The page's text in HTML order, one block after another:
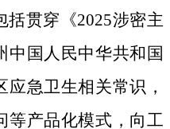
括贯穿《2025涉密主
中国人民中华共和国
急卫生相关常识，
等产品化模式，向工